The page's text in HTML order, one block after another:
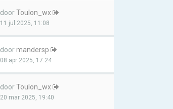
doorToulon_wx
11 jul 2025, 11:08
doormandersp
08 apr 2025, 17:24
doorToulon_wx
20 mar 2025, 19:40